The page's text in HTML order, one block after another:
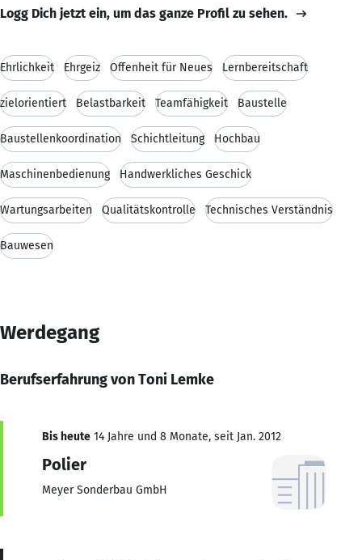
Logg Dich jetzt ein, um das ganze Profil zu sehen.
Ehrlichkeit Ehrgeiz Offenheit für Neues Lernbereitschaft
zielorientiert Belastbarkeit Teamfähigkeit Baustelle
Baustellenkoordination Schichtleitung Hochbau
Maschinenbedienung Handwerkliches Geschick
Wartungsarbeiten Qualitätskontrolle Technisches Verständnis
Bauwesen
Werdegang
Berufserfahrung von Toni Lemke
Bis heute 14 Jahre und 8 Monate, seit Jan. 2012
Polier
Meyer Sonderbau GmbH